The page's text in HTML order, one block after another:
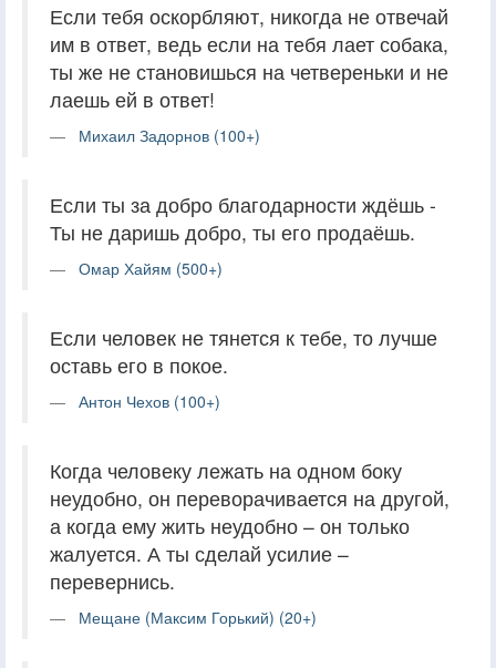
Если тебя оскорбляют, никогда не отвечай
им в ответ, ведь если на тебя лает собака,
ты же не становишься на четвереньки и не
лаешь ей в ответ!
Михаил Задорнов (100+)
Если ты за добро благодарности ждёшь -
Ты не даришь добро, ты его продаёшь.
Омар Хайям (500+)
Если человек не тянется к тебе, то лучше
оставь его в покое.
Антон Чехов (100+)
Когда человеку лежать на одном боку
неудобно, он переворачивается на другой,
а когда ему жить неудобно – он только
жалуется. А ты сделай усилие –
перевернись.
Мещане (Максим Горький) (20+)